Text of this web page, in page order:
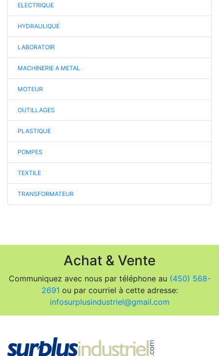
ELECTRIQUE
HYDRAULIQUE
LABORATOIR
MACHINERIE A METAL
MOTEUR
OUTILLAGES
PLASTIQUE
POMPES
TEXTILE
TRANSFORMATEUR
Achat & Vente
Communiquez avec nous par téléphone au (450) 568-
2691 ou par courriel à cette adresse:
infosurplusindustriel@gmail.com